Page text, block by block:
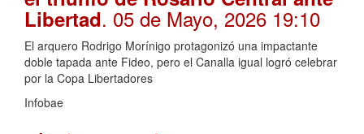
Libertad. 05 de Mayo, 2026 19:10
El arquero Rodrigo Morínigo protagonizó una impactante
doble tapada ante Fideo, pero el Canalla igual logró celebrar
por la Copa Libertadores
Infobae